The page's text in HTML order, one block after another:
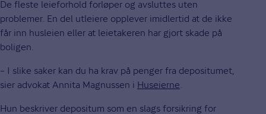
De fleste leieforhold forløper og avsluttes uten
problemer. En del utleiere opplever imidlertid at de ikke
får inn husleien eller at leietakeren har gjort skade på
boligen.
– I slike saker kan du ha krav på penger fra depositumet,
sier advokat Annita Magnussen i Huseierne
Hun beskriver depositum som en slags forsikring for